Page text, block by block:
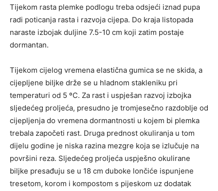
Tijekom rasta plemke podlogu treba odsjeći iznad pupa
radi poticanja rasta i razvoja cijepa. Do kraja listopada
naraste izbojak duljine 7.5-10 cm koji zatim postaje
dormantan.
Tijekom cijelog vremena elastična gumica se ne skida, a
cijepljene biljke drže se u hladnom stakleniku pri
temperaturi od 5 ºC. Za rast i uspješan razvoj izbojka
sljedećeg proljeća, presudno je tromjesečno razdoblje od
cijepljenja do vremena dormantnosti u kojem bi plemka
trebala započeti rast. Druga prednost okuliranja u tom
dijelu godine je niska razina mezgre koja se izlučuje na
površini reza. Sljedećeg proljeća uspješno okulirane
biljke presađuju se u 18 cm duboke lončiće ispunjene
tresetom, korom i kompostom s pijeskom uz dodatak